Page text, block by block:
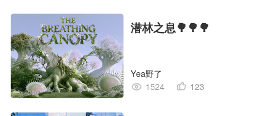
潜林之息🌳🌳🌳
Yea野了
1524
123